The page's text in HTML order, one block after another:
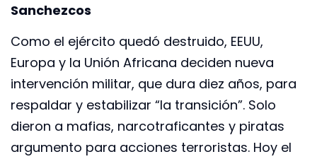
Sanchezcos
Como el ejército quedó destruido, EEUU,
Europa y la Unión Africana deciden nueva
intervención militar, que dura diez años, para
respaldar y estabilizar “la transición”. Solo
dieron a mafias, narcotraficantes y piratas
argumento para acciones terroristas. Hoy el